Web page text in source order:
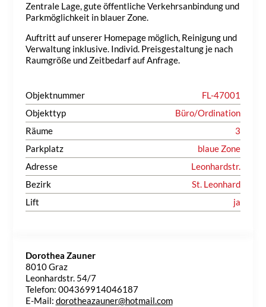
Zentrale Lage, gute öffentliche Verkehrsanbindung und
Parkmöglichkeit in blauer Zone.
Auftritt auf unserer Homepage möglich, Reinigung und
Verwaltung inklusive. Individ. Preisgestaltung je nach
Raumgröße und Zeitbedarf auf Anfrage.
Objektnummer
FL-47001
Objekttyp
Büro/Ordination
Räume
3
Parkplatz
blaue Zone
Adresse
Leonhardstr.
Bezirk
St. Leonhard
Lift
ja
Dorothea Zauner
8010 Graz
Leonhardstr. 54/7
Telefon: 004369914046187
E-Mail: dorotheazauner@hotmail.com